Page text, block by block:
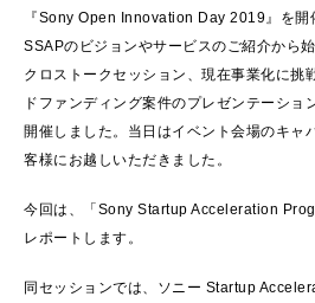
『Sony Open Innovation Day 2019』を開
SSAPのビジョンやサービスのご紹介から
クロストークセッション、現在事業化に挑
ドファンディング案件のプレゼンテーショ
開催しました。当日はイベント会場のキャ
客様にお越しいただきました。
今回は、「Sony Startup Acceleration
レポートします。
同セッションでは、ソニー Startup